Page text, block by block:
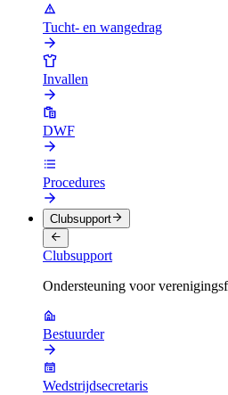
Tucht- en wangedrag
Invallen
DWF
Procedures
Clubsupport
Clubsupport
Ondersteuning voor
Bestuurder
Wedstrijdsecretaris